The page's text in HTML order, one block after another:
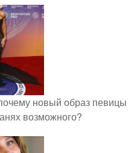
новый образ певицы
возможного?